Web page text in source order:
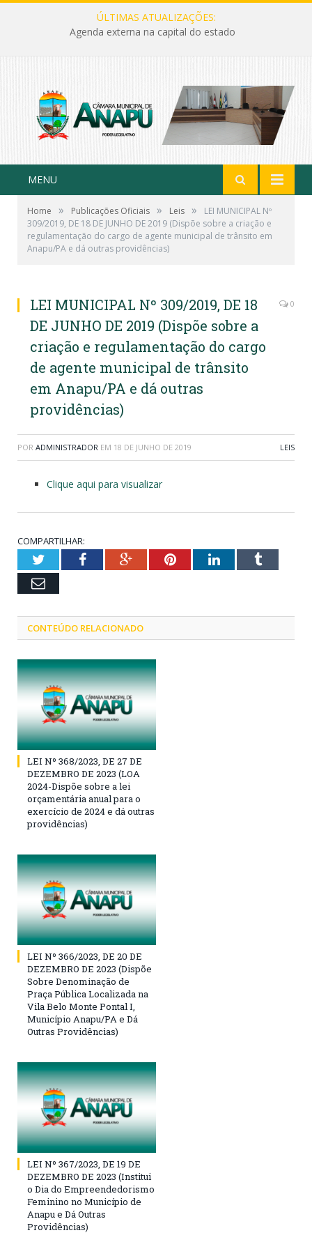
ÚLTIMAS ATUALIZAÇÕES:
Agenda externa na capital do estado
MENU
Home » Publicações Oficiais » Leis »
LEI MUNICIPAL Nº
309/2019, DE 18 DE JUNHO DE 2019 (Dispõe sobre a criação e
regulamentação do cargo de agente municipal de trânsito em
Anapu/PA e dá outras providências)
LEI MUNICIPAL Nº 309/2019, DE 18
DE JUNHO DE 2019 (Dispõe sobre a
criação e regulamentação do cargo
de agente municipal de trânsito
em Anapu/PA e dá outras
providências)
0
POR ADMINISTRADOR EM 18 DE JUNHO DE 2019 LEIS
Clique aqui para visualizar
COMPARTILHAR:
TwitterFacebookGoogle+PinterestLinkedInTumblr
Email
CONTEÚDO RELACIONADO
LEI Nº 368/2023, DE 27 DE
DEZEMBRO DE 2023 (LOA
2024-Dispõe sobre a lei
orçamentária anual para o
exercício de 2024 e dá outras
providências)
LEI Nº 366/2023, DE 20 DE
DEZEMBRO DE 2023 (Dispõe
Sobre Denominação de
Praça Pública Localizada na
Vila Belo Monte Pontal I,
Município Anapu/PA e Dá
Outras Providências)
LEI Nº 367/2023, DE 19 DE
DEZEMBRO DE 2023 (Institui
o Dia do Empreendedorismo
Feminino no Município de
Anapu e Dá Outras
Providências)